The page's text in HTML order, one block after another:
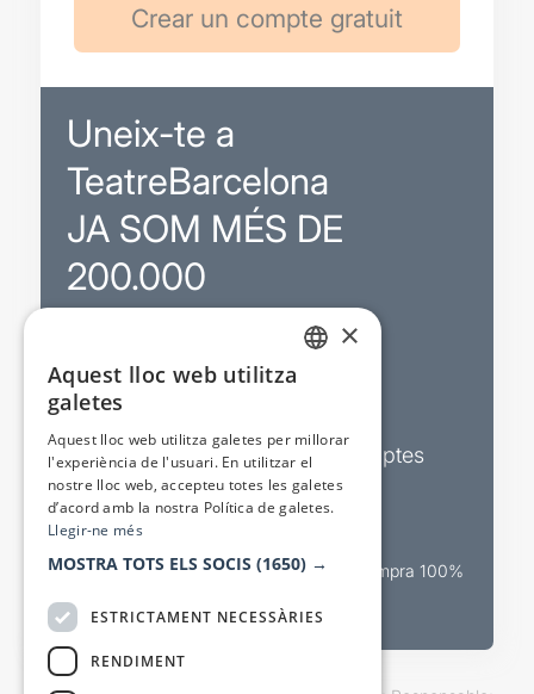
Uneix-te a
TeatreBarcelona
JA SOM MÉS DE
200.000
Sortejos exclusius
Butlletins d’actualitat i descomptes
Valora espectacles
Canal oficial de venda teatral Compra 100%
×
Aquest lloc web utilitza
galetes
Aquest lloc web utilitza galetes per millorar
l'experiència de l'usuari. En utilitzar el
nostre lloc web, accepteu totes les galetes
d’acord amb la nostra Política de galetes.
Llegir-ne més
MOSTRA TOTS ELS SOCIS (1650) →
ESTRICTAMENT NECESSÀRIES
RENDIMENT